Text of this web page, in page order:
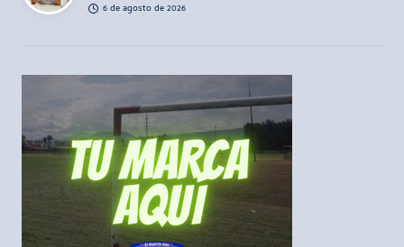
6 de agosto de 2026